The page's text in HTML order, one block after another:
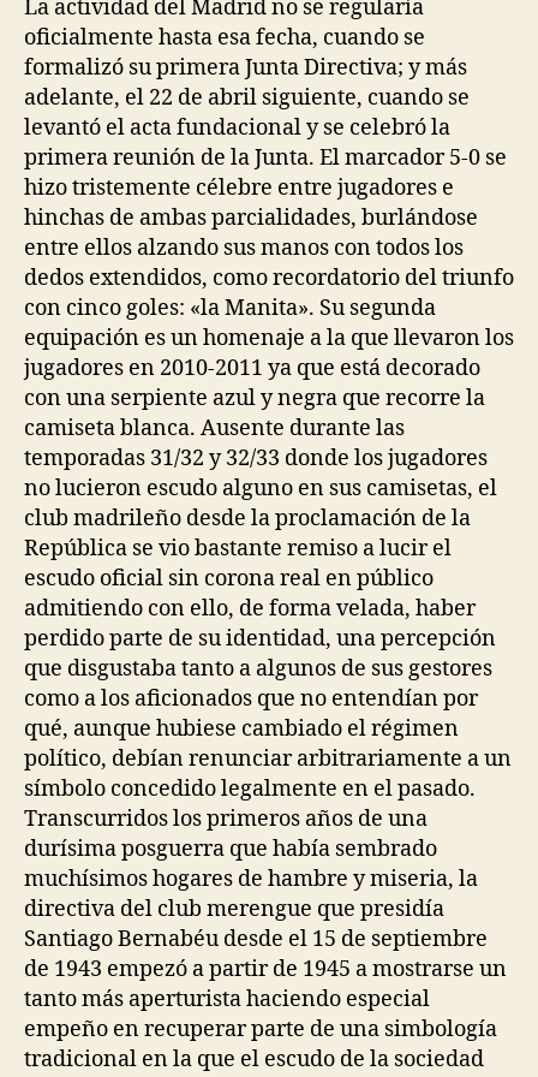
La actividad del Madrid no se regularía
oficialmente hasta esa fecha, cuando se
formalizó su primera Junta Directiva; y más
adelante, el 22 de abril siguiente, cuando se
levantó el acta fundacional y se celebró la
primera reunión de la Junta. El marcador 5-0 se
hizo tristemente célebre entre jugadores e
hinchas de ambas parcialidades, burlándose
entre ellos alzando sus manos con todos los
dedos extendidos, como recordatorio del triunfo
con cinco goles: «la Manita». Su segunda
equipación es un homenaje a la que llevaron los
jugadores en 2010-2011 ya que está decorado
con una serpiente azul y negra que recorre la
camiseta blanca. Ausente durante las
temporadas 31/32 y 32/33 donde los jugadores
no lucieron escudo alguno en sus camisetas, el
club madrileño desde la proclamación de la
República se vio bastante remiso a lucir el
escudo oficial sin corona real en público
admitiendo con ello, de forma velada, haber
perdido parte de su identidad, una percepción
que disgustaba tanto a algunos de sus gestores
como a los aficionados que no entendían por
qué, aunque hubiese cambiado el régimen
político, debían renunciar arbitrariamente a un
símbolo concedido legalmente en el pasado.
Transcurridos los primeros años de una
durísima posguerra que había sembrado
muchísimos hogares de hambre y miseria, la
directiva del club merengue que presidía
Santiago Bernabéu desde el 15 de septiembre
de 1943 empezó a partir de 1945 a mostrarse un
tanto más aperturista haciendo especial
empeño en recuperar parte de una simbología
tradicional en la que el escudo de la sociedad